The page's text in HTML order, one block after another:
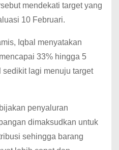
mendekati target yang
10 Februari.
Iqbal menyatakan
33% hingga 5
sedikit lagi menuju target
penyaluran
dimaksudkan untuk
sehingga barang